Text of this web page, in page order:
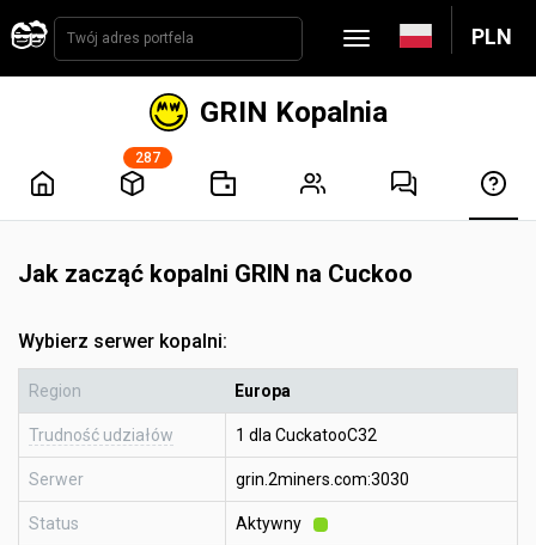
PLN
GRIN Kopalnia
287
Jak zacząć kopalni GRIN na Cuckoo
Wybierz serwer kopalni:
Region Europa
Trudność udziałów 1 dla CuckatooC32
Serwer grin.2miners.com:3030
Status Aktywny